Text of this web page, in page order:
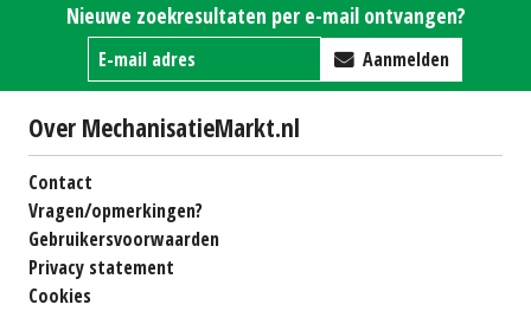
Nieuwe zoekresultaten per e-mail ontvangen?
Aanmelden
Over MechanisatieMarkt.nl
Contact
Vragen/opmerkingen?
Gebruikersvoorwaarden
Privacy statement
Cookies